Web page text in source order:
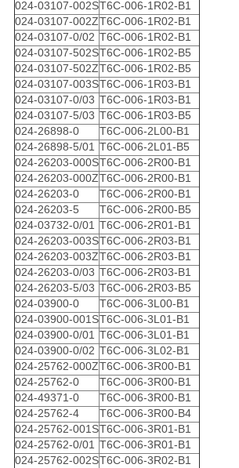
024-03107-002ST6C-006-1R02-B1
024-03107-002ZT6C-006-1R02-B1
024-03107-0/02 T6C-006-1R02-B1
024-03107-502ST6C-006-1R02-B5
024-03107-502ZT6C-006-1R02-B5
024-03107-003ST6C-006-1R03-B1
024-03107-0/03 T6C-006-1R03-B1
024-03107-5/03 T6C-006-1R03-B5
024-26898-0
T6C-006-2L00-B1
024-26898-5/01 T6C-006-2L01-B5
024-26203-000ST6C-006-2R00-B1
024-26203-000ZT6C-006-2R00-B1
024-26203-0
T6C-006-2R00-B1
024-26203-5
T6C-006-2R00-B5
024-03732-0/01 T6C-006-2R01-B1
024-26203-003ST6C-006-2R03-B1
024-26203-003ZT6C-006-2R03-B1
024-26203-0/03 T6C-006-2R03-B1
024-26203-5/03 T6C-006-2R03-B5
024-03900-0
T6C-006-3L00-B1
024-03900-001ST6C-006-3L01-B1
024-03900-0/01 T6C-006-3L01-B1
024-03900-0/02 T6C-006-3L02-B1
024-25762-000ZT6C-006-3R00-B1
024-25762-0
T6C-006-3R00-B1
024-49371-0
T6C-006-3R00-B1
024-25762-4
T6C-006-3R00-B4
024-25762-001ST6C-006-3R01-B1
024-25762-0/01 T6C-006-3R01-B1
024-25762-002ST6C-006-3R02-B1